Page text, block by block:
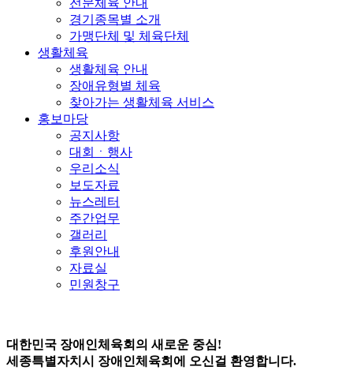
전문체육 안내
경기종목별 소개
가맹단체 및 체육단체
생활체육
생활체육 안내
장애유형별 체육
찾아가는 생활체육 서비스
홍보마당
공지사항
대회ㆍ행사
우리소식
보도자료
뉴스레터
주간업무
갤러리
후원안내
자료실
민원창구
대한민국 장애인체육회의 새로운 중심!
세종특별자치시 장애인체육회에 오신걸 환영합니다.